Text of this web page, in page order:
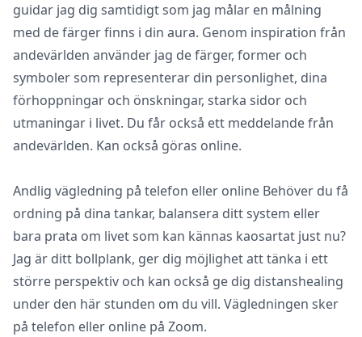
guidar jag dig samtidigt som jag målar en målning
med de färger finns i din aura. Genom inspiration från
andevärlden använder jag de färger, former och
symboler som representerar din personlighet, dina
förhoppningar och önskningar, starka sidor och
utmaningar i livet. Du får också ett meddelande från
andevärlden. Kan också göras online.
Andlig vägledning på telefon eller online Behöver du få
ordning på dina tankar, balansera ditt system eller
bara prata om livet som kan kännas kaosartat just nu?
Jag är ditt bollplank, ger dig möjlighet att tänka i ett
större perspektiv och kan också ge dig distanshealing
under den här stunden om du vill. Vägledningen sker
på telefon eller online på Zoom.